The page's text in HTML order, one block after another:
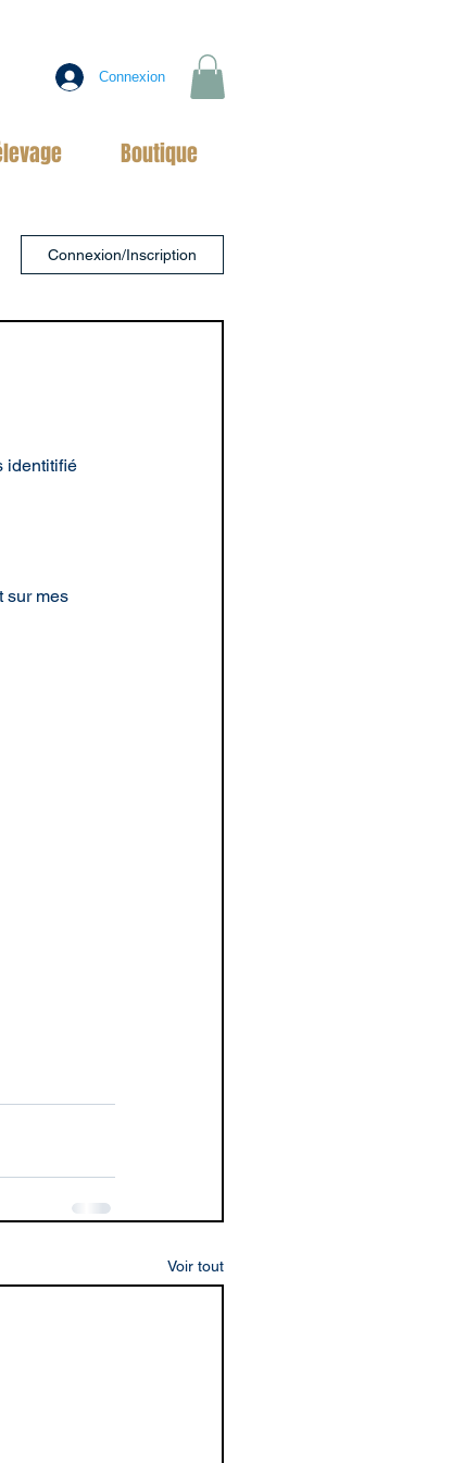
Connexion
Boutique
Connexion/Inscription
identitifié
sur mes
Voir tout